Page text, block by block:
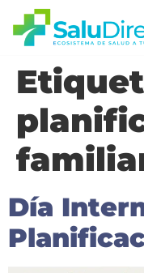
Día